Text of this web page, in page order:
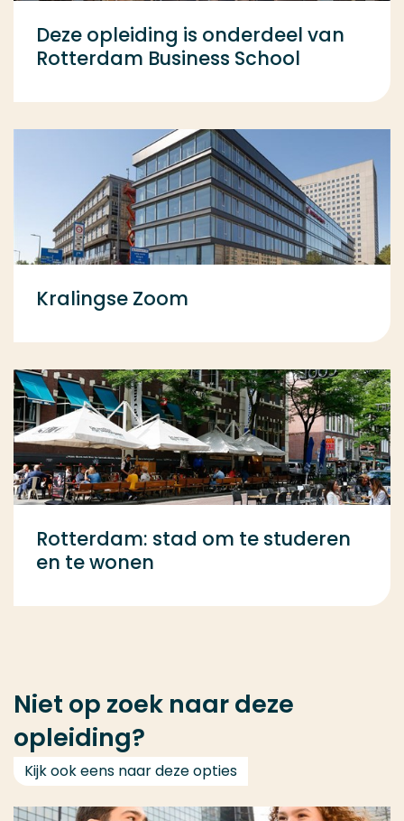
Deze opleiding is onderdeel van
Rotterdam Business School
Kralingse Zoom
Rotterdam: stad om te studeren
en te wonen
Niet op zoek naar deze
opleiding?
Kijk ook eens naar deze opties